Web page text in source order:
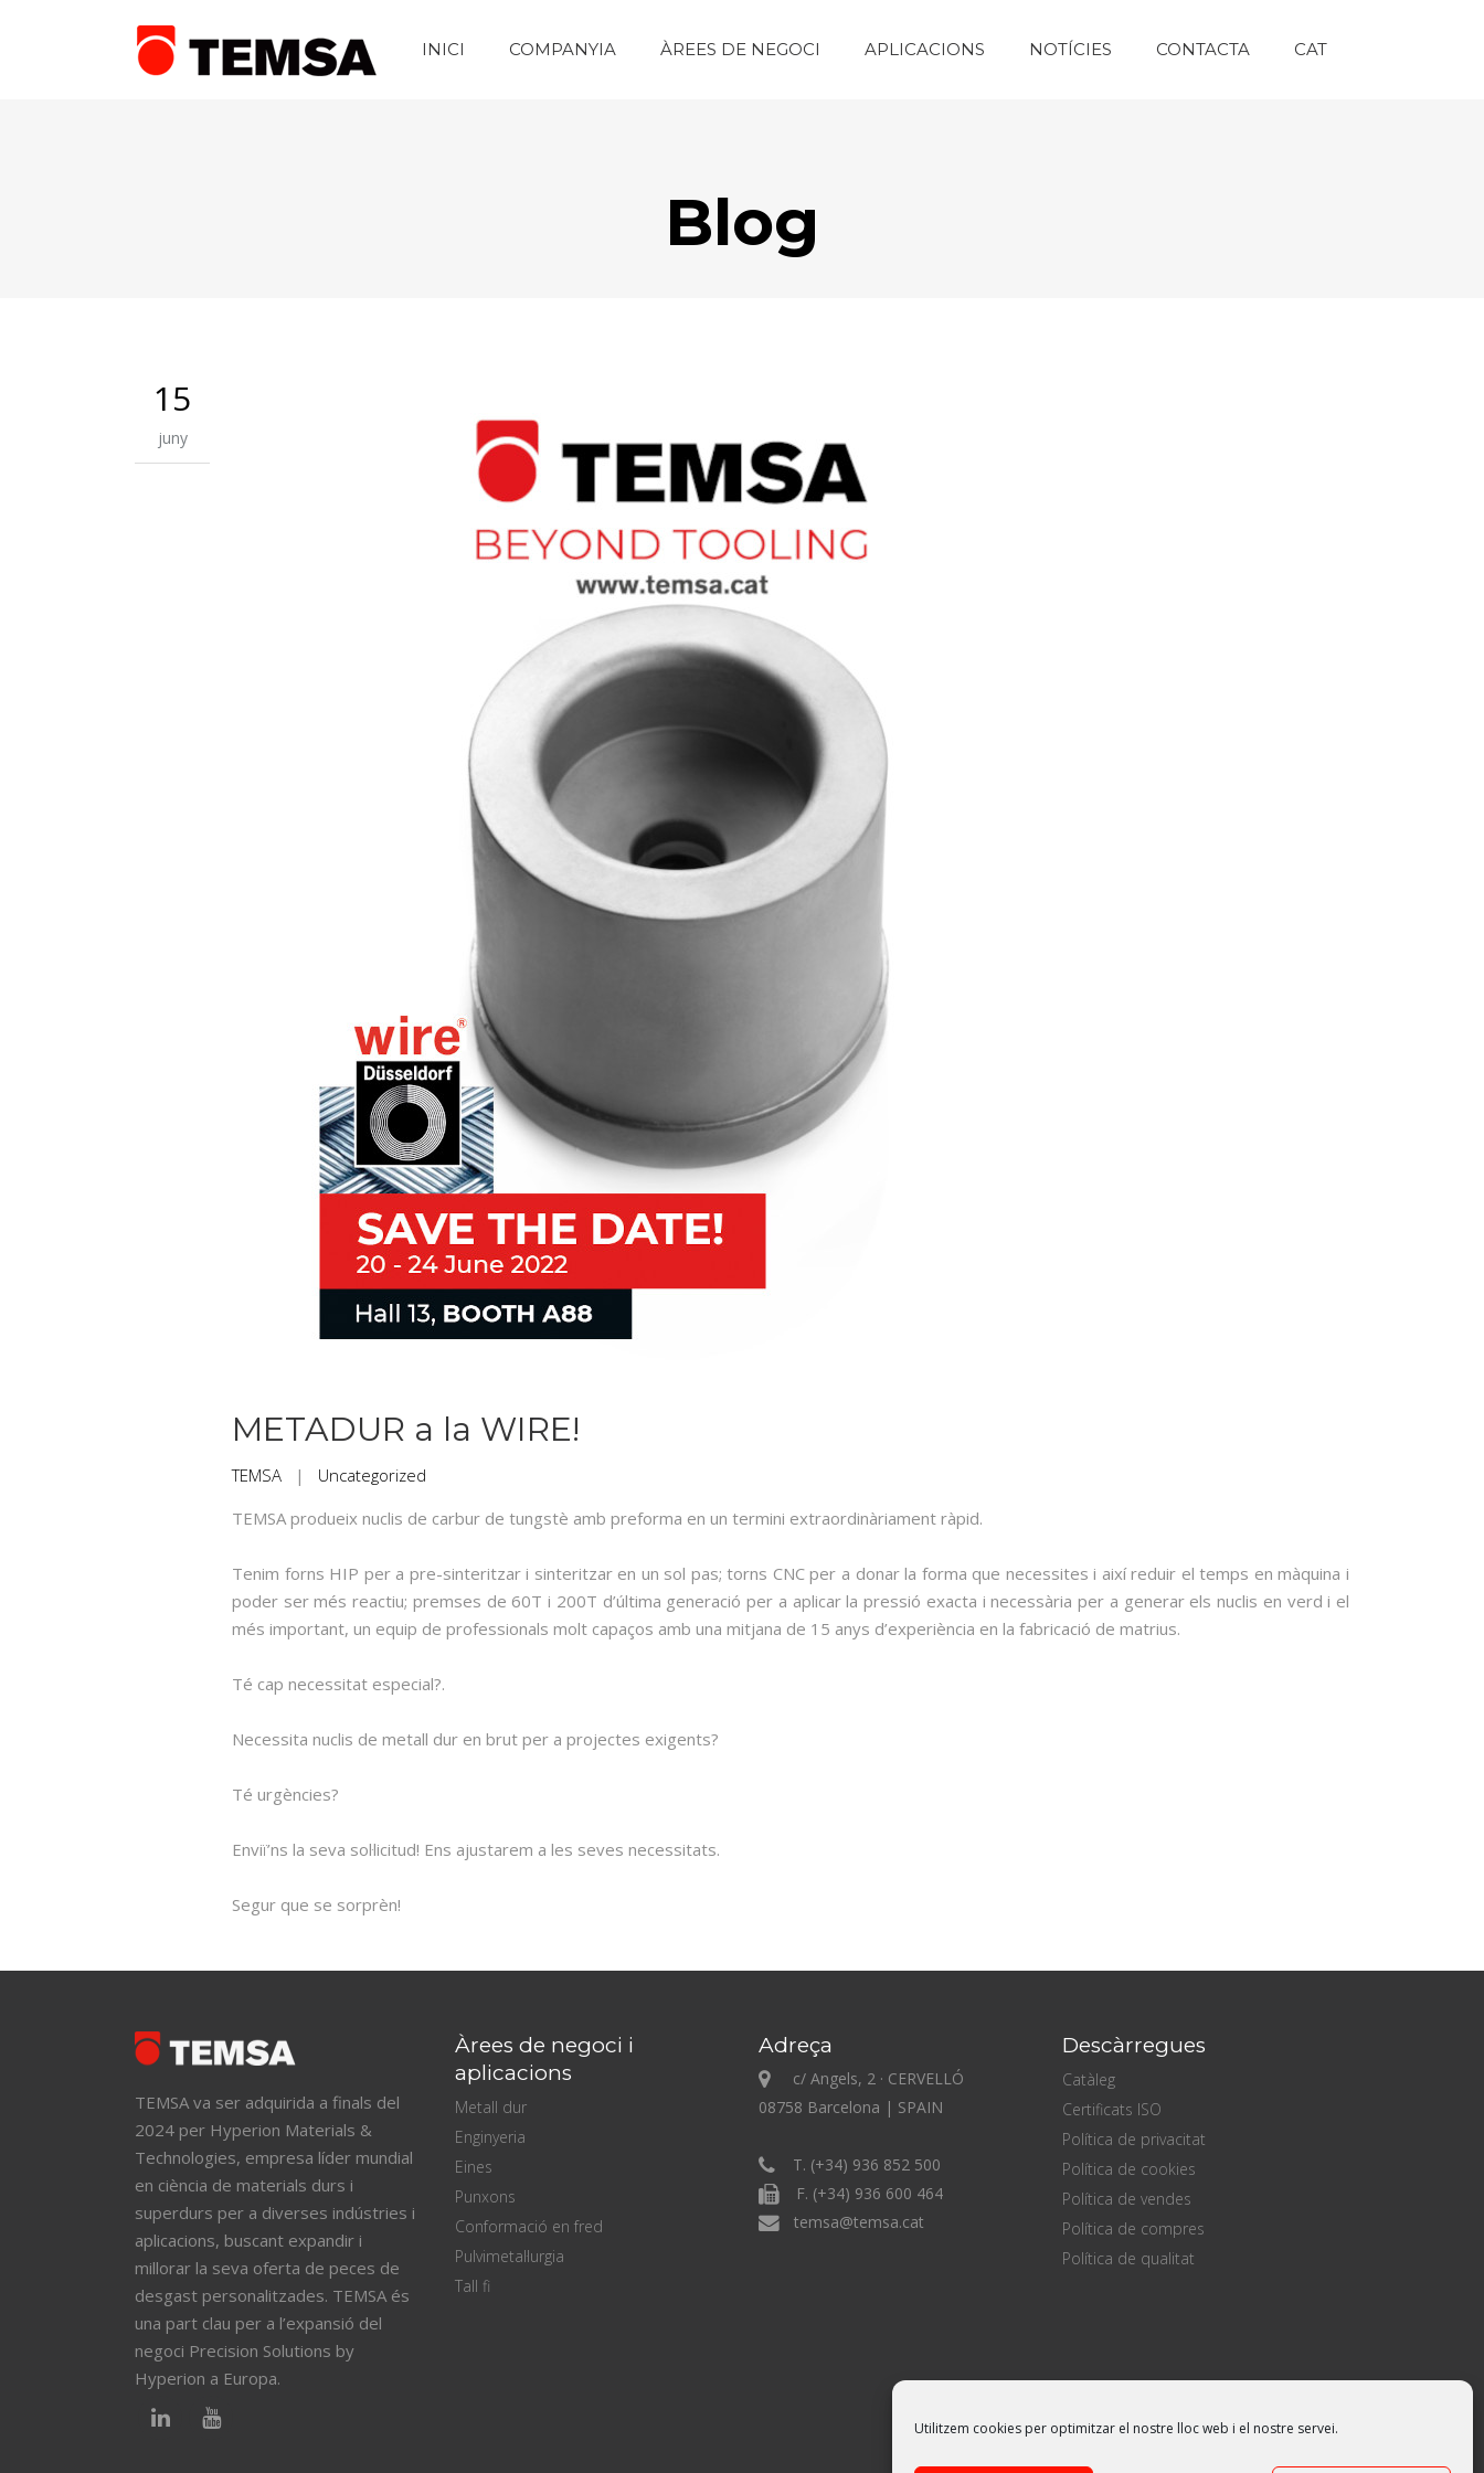
Utilitzem cookies per optimitzar el nostre lloc web i el nostre servei.
INICI COMPANYIA ÀREES DE NEGOCI APLICACIONS NOTÍCIES CONTACTA CAT
Blog
15
juny
METADUR a la WIRE!
TEMSA | Uncategorized
TEMSA produeix nuclis de carbur de tungstè amb preforma en un termini extraordinàriament ràpid.
Tenim forns HIP per a pre-sinteritzar i sinteritzar en un sol pas; torns CNC per a donar la forma que necessites i així reduir el temps en màquina i
poder ser més reactiu; premses de 60T i 200T d’última generació per a aplicar la pressió exacta i necessària per a generar els nuclis en verd i el
més important, un equip de professionals molt capaços amb una mitjana de 15 anys d’experiència en la fabricació de matrius.
Té cap necessitat especial?.
Necessita nuclis de metall dur en brut per a projectes exigents?
Té urgències?
Enviï’ns la seva sol·licitud! Ens ajustarem a les seves necessitats.
Segur que se sorprèn!
TEMSA va ser adquirida a finals del
2024 per Hyperion Materials &
Technologies, empresa líder mundial
en ciència de materials durs i
superdurs per a diverses indústries i
aplicacions, buscant expandir i
millorar la seva oferta de peces de
desgast personalitzades. TEMSA és
una part clau per a l’expansió del
negoci Precision Solutions by
Hyperion a Europa.
Àrees de negoci i
aplicacions
Metall dur
Enginyeria
Eines
Punxons
Conformació en fred
Pulvimetal·lurgia
Tall fi
Adreça
c/ Angels, 2 · CERVELLÓ
08758 Barcelona | SPAIN
T. (+34) 936 852 500
F. (+34) 936 600 464
temsa@temsa.cat
Descàrregues
Catàleg
Certificats ISO
Política de privacitat
Política de cookies
Política de vendes
Política de compres
Política de qualitat